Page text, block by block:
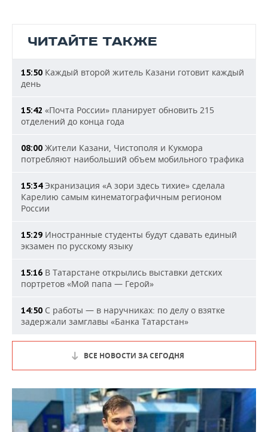
ЧИТАЙТЕ ТАКЖЕ
15:50 Каждый второй житель Казани готовит каждый
день
15:42 «Почта России» планирует обновить 215
отделений до конца года
08:00 Жители Казани, Чистополя и Кукмора
потребляют наибольший объем мобильного трафика
15:34Экранизация «А зори здесь тихие» сделала
Карелию самым кинематографичным регионом
России
15:29 Иностранные студенты будут сдавать единый
экзамен по русскому языку
15:16 В Татарстане открылись выставки детских
портретов «Мой папа — Герой»
14:50 С работы — в наручниках: по делу о взятке
задержали замглавы «Банка Татарстан»
ВСЕ НОВОСТИ ЗА СЕГОДНЯ